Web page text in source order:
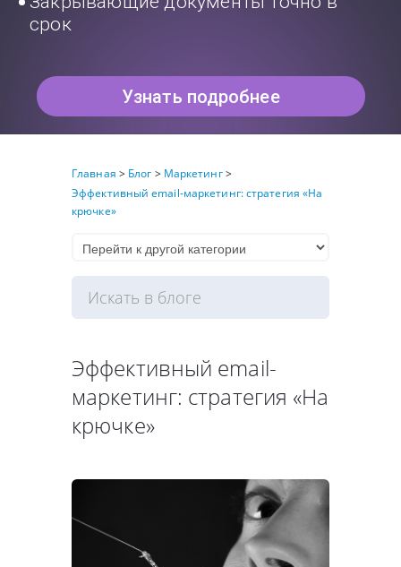
срок
Узнать подробнее
Главная > Блог > Маркетинг>
Эффективный email-маркетинг: стратегия «На
крючке»
Эффективный email-
маркетинг: стратегия «На
крючке»